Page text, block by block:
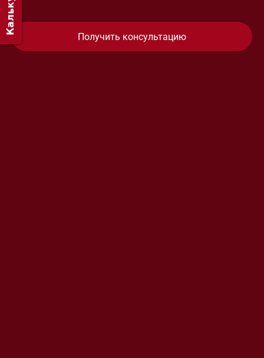
Получить консультацию